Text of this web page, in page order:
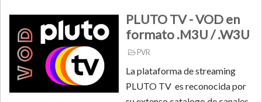
PLUTO TV - VOD en
formato .M3U / .W3U
PVR
La plataforma de streaming
PLUTO TV es reconocida por